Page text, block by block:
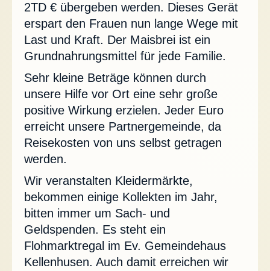
2TD € übergeben werden. Dieses Gerät
erspart den Frauen nun lange Wege mit
Last und Kraft. Der Maisbrei ist ein
Grundnahrungsmittel für jede Familie.
Sehr kleine Beträge können durch
unsere Hilfe vor Ort eine sehr große
positive Wirkung erzielen. Jeder Euro
erreicht unsere Partnergemeinde, da
Reisekosten von uns selbst getragen
werden.
Wir veranstalten Kleidermärkte,
bekommen einige Kollekten im Jahr,
bitten immer um Sach- und
Geldspenden. Es steht ein
Flohmarktregal im Ev. Gemeindehaus
Kellenhusen. Auch damit erreichen wir